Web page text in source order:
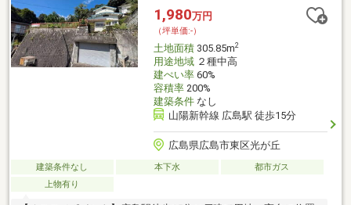
370m)■ ご希望の住まい探しをお手伝いします ━━━━━・・・
物件の詳細・ご相談はお気軽にお問い合わせください。
1,980万円
（坪単価:-）
土地面積305.85m2
用途地域２種中高
建ぺい率60%
容積率200%
建築条件なし
山陽新幹線 広島駅 徒歩15分
広島県広島市東区光が丘
建築条件なし 本下水
都市ガス
上物有り